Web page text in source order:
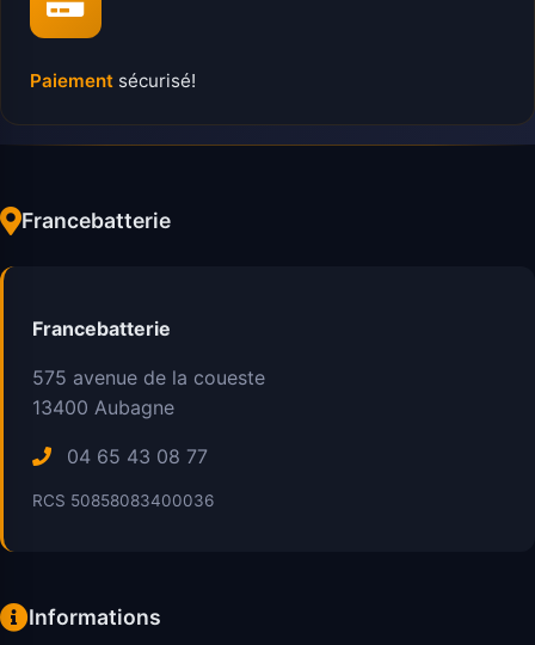
Paiement sécurisé!
Francebatterie
Francebatterie
575 avenue de la coueste
13400 Aubagne
04 65 43 08 77
RCS 50858083400036
Informations